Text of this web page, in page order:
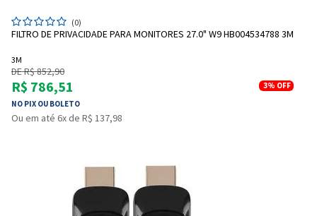
(0)
FILTRO DE PRIVACIDADE PARA MONITORES 27.0" W9 HB004534788 3M
3M
DE R$ 852,90
R$ 786,51
NO PIX OU BOLETO
3% OFF
Ou em até 6x de R$ 137,98